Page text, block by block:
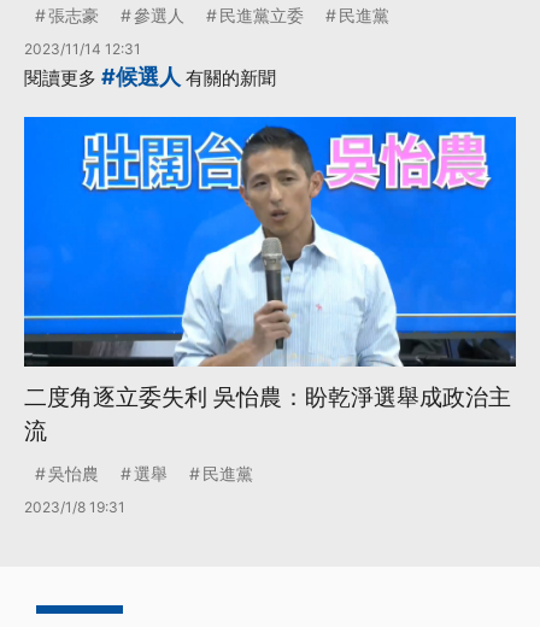
張志豪 參選人 民進黨立委 民進黨
2023/11/14 12:31
閱讀更多 #候選人 有關的新聞
二度角逐立委失利 吳怡農：盼乾淨選舉成政治主
流
吳怡農 選舉 民進黨
2023/1/8 19:31